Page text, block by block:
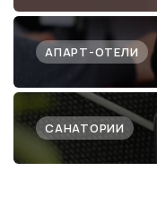
АПАРТ-ОТЕЛИ
САНАТОРИИ